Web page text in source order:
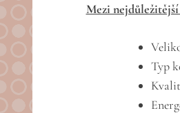
Mezi
Typ